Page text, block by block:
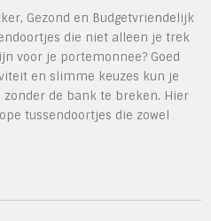
Gezond en Budgetvriendelijk
die niet alleen je trek
voor je portemonnee? Goed
en slimme keuzes kun je
de bank te breken. Hier
tussendoortjes die zowel